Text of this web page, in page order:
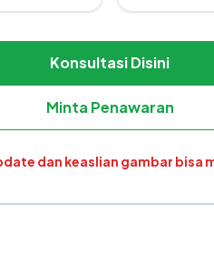
Konsultasi Disini
Minta Penawaran
dan keaslian gambar bisa